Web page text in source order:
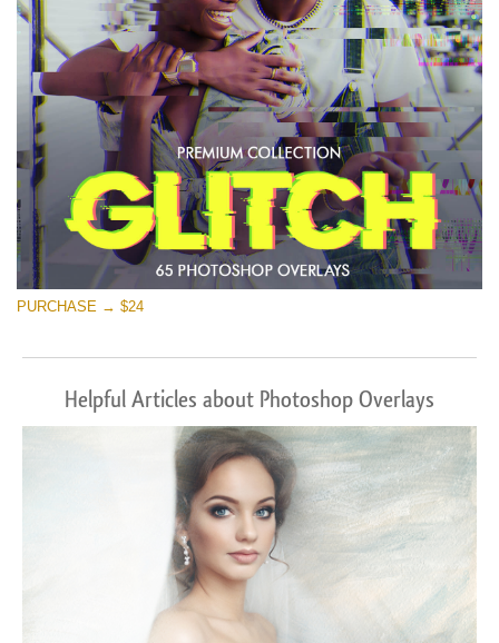
PURCHASE → $24
Helpful Articles about Photoshop Overlays